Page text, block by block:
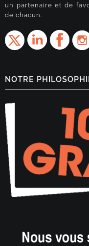
un partenaire et de
de chacun.
NOTRE